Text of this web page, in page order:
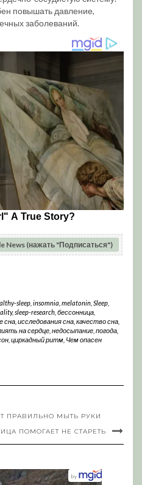
повышать давление,
заболеваний.
News (нажать "Подписаться")
sleep, insomnia melatonin, Sleep,
,sleep-research бессонница
сна исследования сна качество сна
на сердце недосыпание погода
циркадный ритм Чем опасен
ПРАВИЛЬНО МЫТЬ РУКИ
ПОМОГАЕТ НЕ СТАРЕТЬ